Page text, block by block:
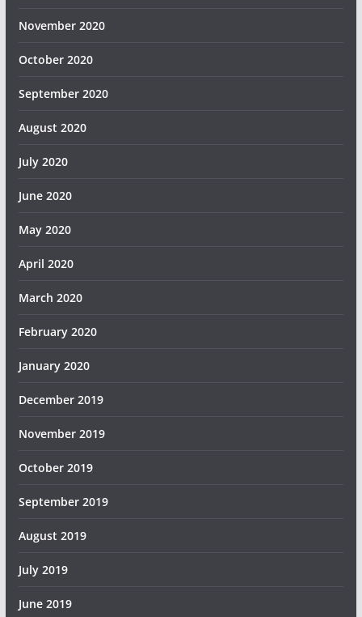
November 2020
October 2020
September 2020
August 2020
July 2020
June 2020
May 2020
April 2020
March 2020
February 2020
January 2020
December 2019
November 2019
October 2019
September 2019
August 2019
July 2019
June 2019